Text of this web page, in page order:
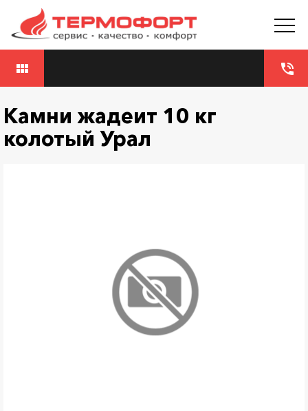
phone_in_talk
view_module
Камни жадеит 10 кг
колотый Урал